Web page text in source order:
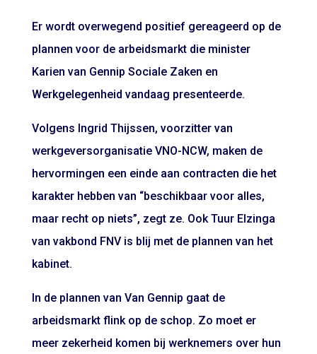
Er wordt overwegend positief gereageerd op de
plannen voor de arbeidsmarkt die minister
Karien van Gennip Sociale Zaken en
Werkgelegenheid vandaag presenteerde.
Volgens Ingrid Thijssen, voorzitter van
werkgeversorganisatie VNO-NCW, maken de
hervormingen een einde aan contracten die het
karakter hebben van “beschikbaar voor alles,
maar recht op niets”, zegt ze. Ook Tuur Elzinga
van vakbond FNV is blij met de plannen van het
kabinet.
In de plannen van Van Gennip gaat de
arbeidsmarkt flink op de schop. Zo moet er
meer zekerheid komen bij werknemers over hun